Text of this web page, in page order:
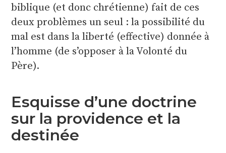
biblique (et donc chrétienne) fait de ces
deux problèmes un seul : la possibilité du
mal est dans la liberté (effective) donnée à
l’homme (de s’opposer à la Volonté du
Père).
Esquisse d’une doctrine
sur la providence et la
destinée